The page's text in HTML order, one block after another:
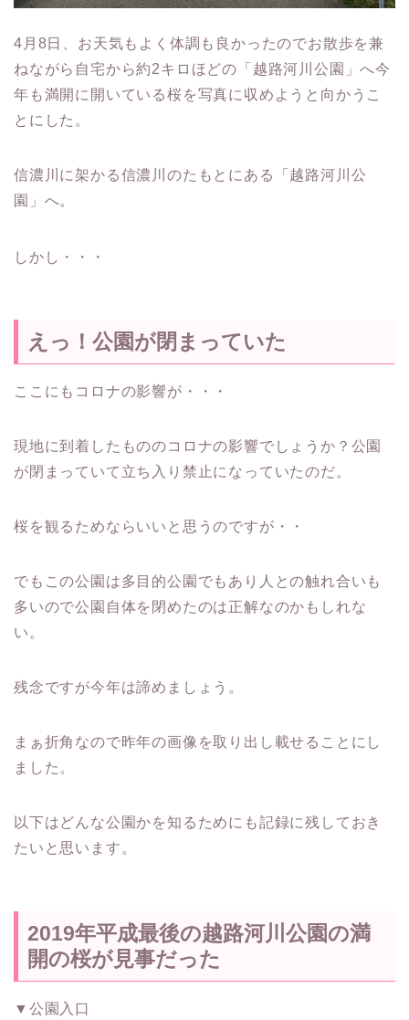
4月8日、お天気もよく体調も良かったのでお散歩を兼
ねながら自宅から約2キロほどの「越路河川公園」へ今
年も満開に開いている桜を写真に収めようと向かうこ
とにした。
信濃川に架かる信濃川のたもとにある「越路河川公
園」へ。
しかし・・・
えっ！公園が閉まっていた
ここにもコロナの影響が・・・
現地に到着したもののコロナの影響でしょうか？公園
が閉まっていて立ち入り禁止になっていたのだ。
桜を観るためならいいと思うのですが・・
でもこの公園は多目的公園でもあり人との触れ合いも
多いので公園自体を閉めたのは正解なのかもしれな
い。
残念ですが今年は諦めましょう。
まぁ折角なので昨年の画像を取り出し載せることにし
ました。
以下はどんな公園かを知るためにも記録に残しておき
たいと思います。
2019年平成最後の越路河川公園の満
開の桜が見事だった
▼公園入口